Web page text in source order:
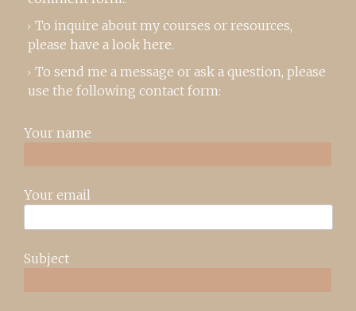
To inquire about my courses or resources,
please have a look here.
To send me a message or ask a question, please
use the following contact form:
Your name
Your email
Subject